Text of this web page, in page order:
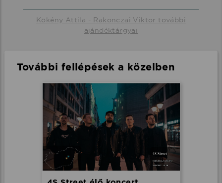
Kökény Attila - Rakonczai Viktor további
ajándéktárgyai
További fellépések a közelben